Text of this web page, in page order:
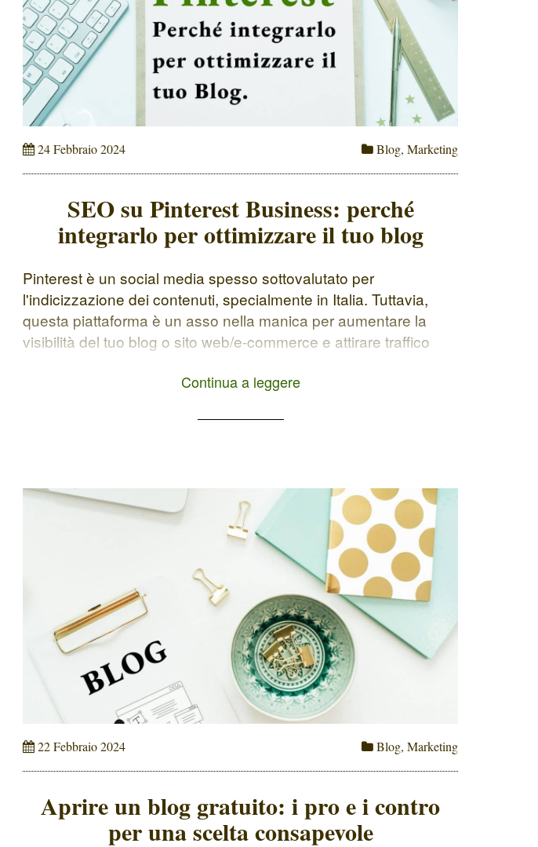
24 Febbraio 2024 Blog, Marketing
SEO su Pinterest Business: perché
integrarlo per ottimizzare il tuo blog
Pinterest è un social media spesso sottovalutato per
l'indicizzazione dei contenuti, specialmente in Italia. Tuttavia,
questa piattaforma è un asso nella manica per aumentare la
visibilità del tuo blog o sito web/e-commerce e attirare traffico
di ricerche mensili vengono effettuate su Pinterest. 498 milioni
Continua a leggere
22 Febbraio 2024 Blog, Marketing
Aprire un blog gratuito: i pro e i contro
per una scelta consapevole